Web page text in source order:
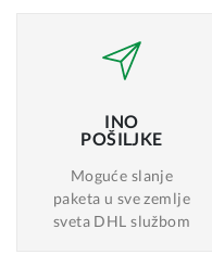
INO
POŠILJKE
Moguće slanje
paketa u sve zemlje
sveta DHL službom